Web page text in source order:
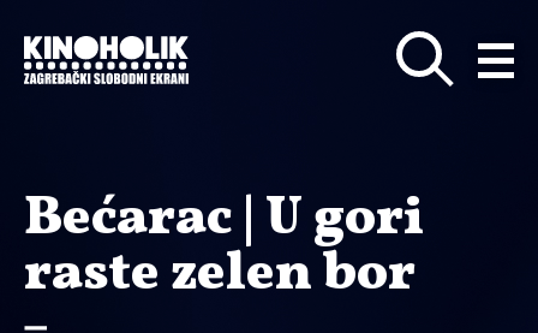
glavni
sadržaj
Bećarac | U gori
raste zelen bor